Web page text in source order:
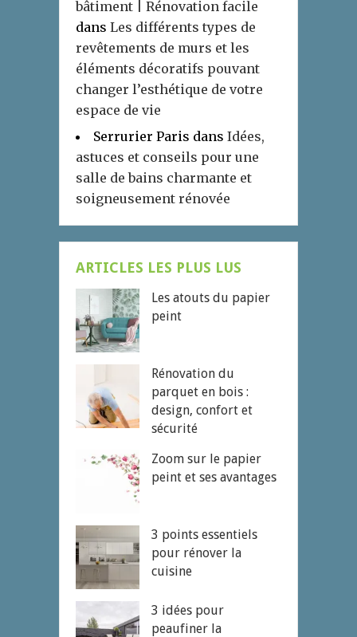
bâtiment | Rénovation facile
dans Les différents types de
revêtements de murs et les
éléments décoratifs pouvant
changer l’esthétique de votre
espace de vie
Serrurier Paris dans Idées,
astuces et conseils pour une
salle de bains charmante et
soigneusement rénovée
ARTICLES LES PLUS LUS
Les atouts du papier
peint
Rénovation du
parquet en bois :
design, confort et
sécurité
Zoom sur le papier
peint et ses avantages
3 points essentiels
pour rénover la
cuisine
3 idées pour
peaufiner la